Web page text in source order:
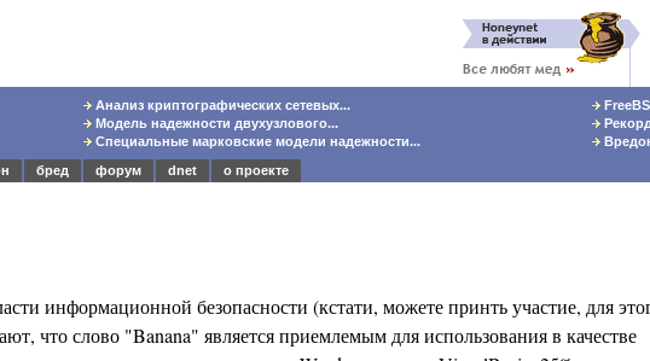
Анализ криптографических сетевых...
Модель надежности двухузлового...
Специальные марковские модели надежности...
бред форум dnet
о проекте
информационной безопасности (кстати, можете принть участие, для
что слово "Banana" является приемлемым для использования в качестве